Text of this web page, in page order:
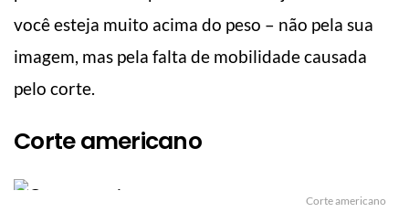
você esteja muito acima do peso – não pela sua
imagem, mas pela falta de mobilidade causada
pelo corte.
Corte americano
Corte americano